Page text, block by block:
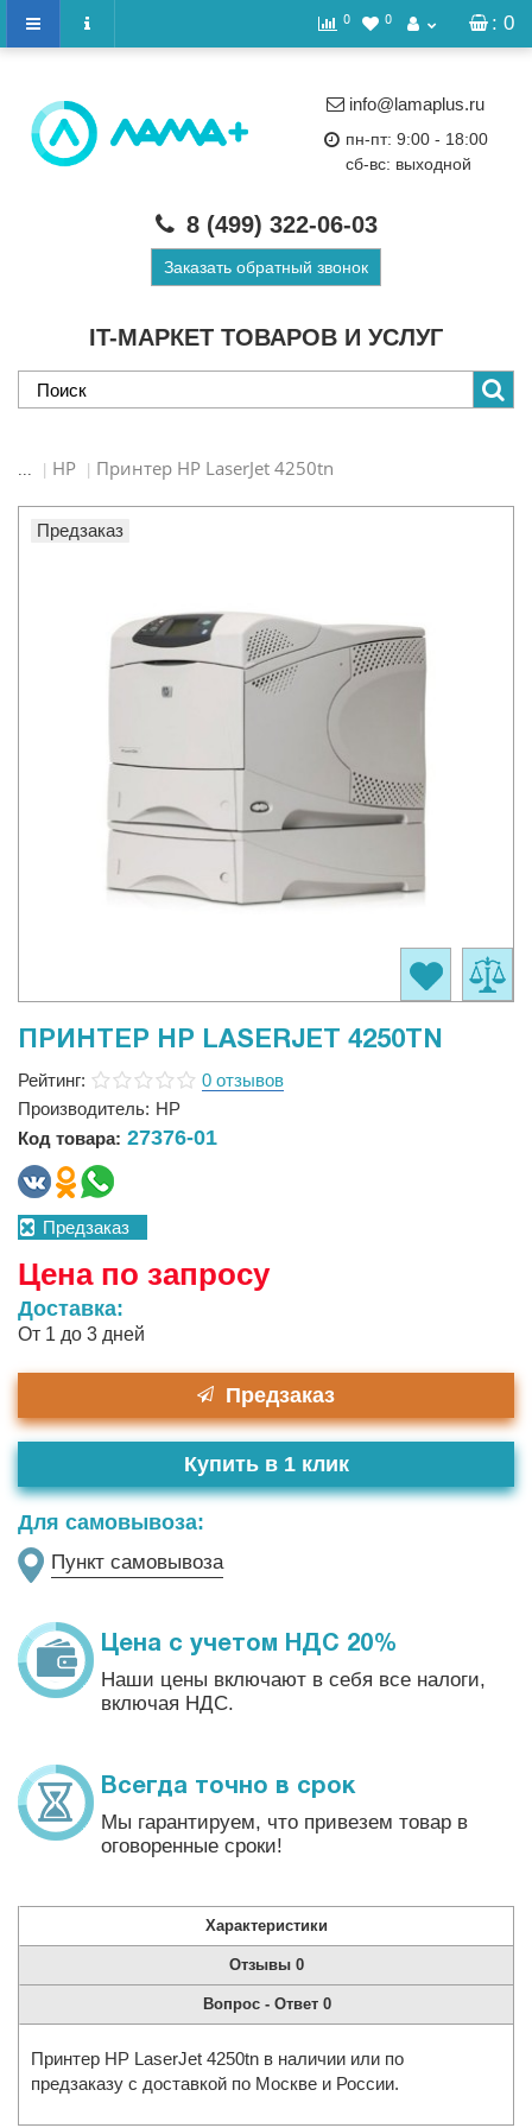
: 0
0 0
IT-МАРКЕТ ТОВАРОВ И УСЛУГ
info@lamaplus.ru
пн-пт: 9:00 - 18:00
сб-вс: выходной
8 (499) 322-06-03
Заказать обратный звонок
... HP Принтер HP LaserJet 4250tn
Предзаказ
ПРИНТЕР HP LASERJET 4250TN
Рейтинг:
0 отзывов
Производитель: HP
Код товара: 27376-01
Предзаказ
Цена по запросу
Доставка:
От 1 до 3 дней
Предзаказ
Для самовывоза:
Пункт самовывоза
Купить в 1 клик
Цена с учетом НДС 20%
Наши цены включают в себя все налоги,
включая НДС.
Всегда точно в срок
Мы гарантируем, что привезем товар в
оговоренные сроки!
Характеристики
Отзывы 0
Вопрос - Ответ 0
Принтер HP LaserJet 4250tn в наличии или по
предзаказу с доставкой по Москве и России.